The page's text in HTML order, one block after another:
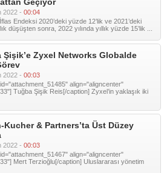
2022 - 00:04
Endeksi 2020’deki yüzde 12’lik ve 2021’deki
düşüşten sonra, 2022 yılında yıllık yüzde 15’lik ...
Şişik’e Zyxel Networks Globalde
2022 - 00:03
align="aligncenter"
Tuğba Şişik Reis[/caption] Zyxel’in yaklaşık iki
Kucher & Partners’ta Üst Düzey
2022 - 00:03
align="aligncenter"
Mert Terzioğlu[/caption] Uluslararası yönetim